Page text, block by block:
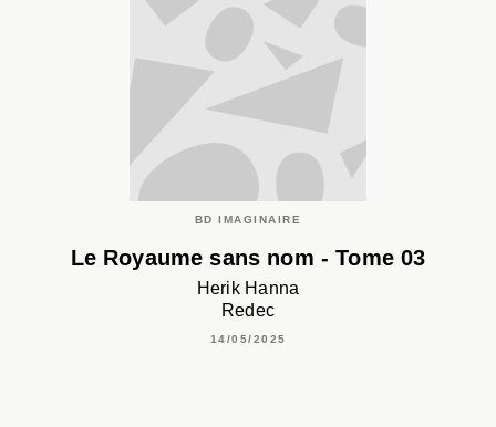
BD IMAGINAIRE
Le Royaume sans nom - Tome 03
Herik Hanna
Redec
14/05/2025